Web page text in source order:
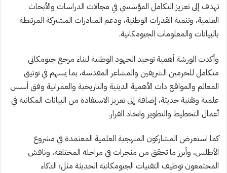
تهدف إلى تعزيز التكامل المؤسسي في مجالات الدراسات والأبحاث
العلمية، وتنمية القدرات الوطنية، ودعم المبادرات المشتركة المرتبطة
بالبيانات والمعلومات الجيومكانية.
وأكدت الورشة أهمية توحيد الجهود الوطنية لبناء مرجع جيومكاني
متكامل للحرمين الشريفين والمشاعر المقدسة، بما يسهم في توثيق
المعالم والمواقع ذات الأهمية الدينية والتاريخية والعمرانية وفق أسس
علمية وتقنية حديثة، إضافة إلى تعزيز الاستفادة من البيانات المكانية في
أعمال التخطيط والتطوير واتخاذ القرار.
كما استعرض المشاركون المنهجية العلمية المعتمدة في مشروع
الأطلس، وأبرز ما تحقق من منجزات في مراحله المختلفة، وناقش
المجتمعون توظيف التقنيات الجيومكانية الحديثة مثل؛ الذكاء